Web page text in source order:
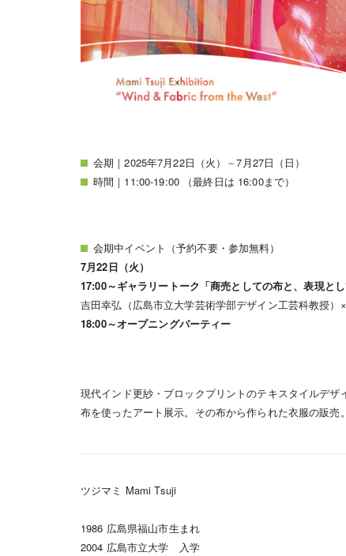
会期｜2025年7月22日（火）－7月27日（日）
時間｜11:00-19:00 （最終日は 16:00まで）
会期中イベント（予約不要・参加無料）
7月22日（火）
17:00～ギャラリートーク「商売としての布と、表現と
吉田幸弘（広島市立大学芸術学部デザイン工芸科教授
18:00～オープニングパーティー
現代インド更紗・ブロックプリントのテキスタイルデ
布を使ったアート展示。その布から作られた衣服の販売。
ツジマミ Mami Tsuji
1986 広島県福山市生まれ
2004 広島市立大学 入学